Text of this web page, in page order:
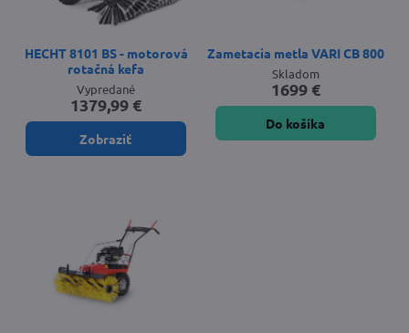
HECHT 8101 BS - motorová
rotačná kefa
Vypredané
1379,99 €
Zobraziť
Zametacia metla VARI CB 800
Skladom
1699 €
Do košíka